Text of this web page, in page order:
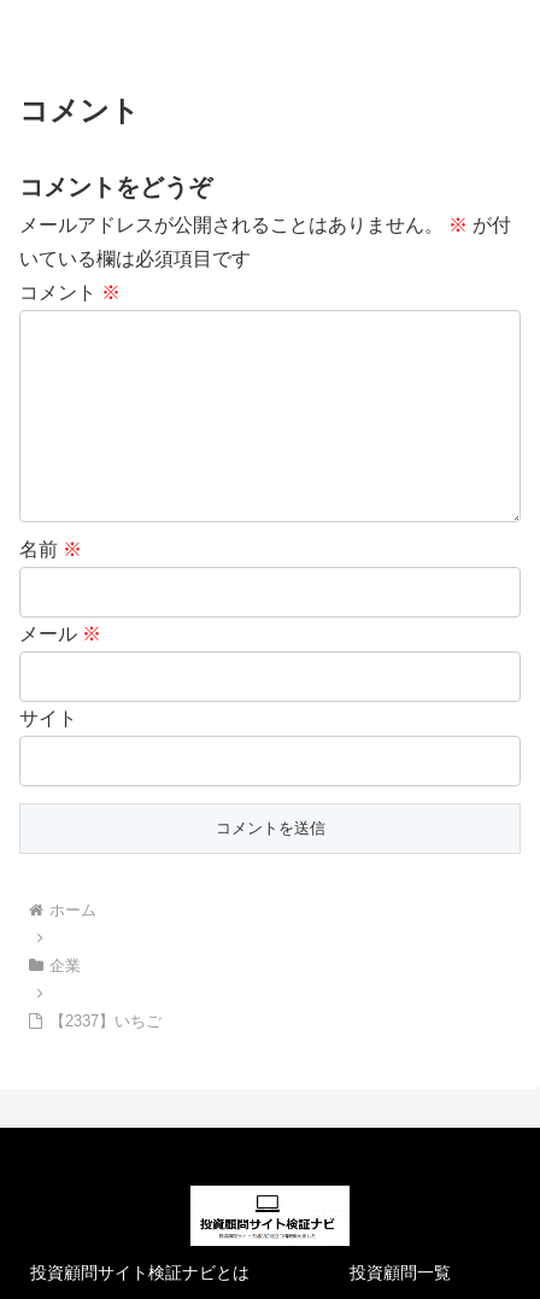
コメント
コメントをどうぞ
メールアドレスが公開されることはありません。 ※ が付
いている欄は必須項目です
コメント ※
名前 ※
メール ※
サイト
ホーム
企業
【2337】いちご
投資顧問サイト検証ナビとは
投資顧問一覧